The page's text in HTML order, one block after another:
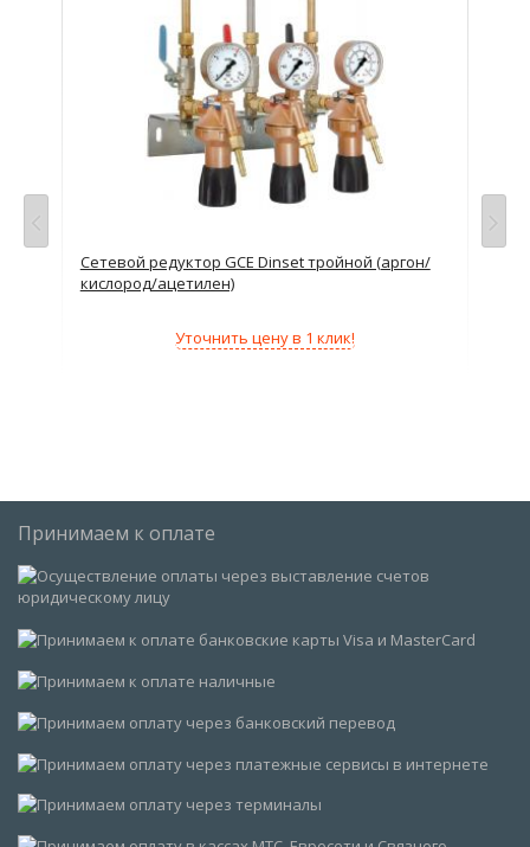
Сетевой редуктор GCE Dinset тройной (аргон/
кислород/ацетилен)
Уточнить цену в 1 клик!
Принимаем к оплате